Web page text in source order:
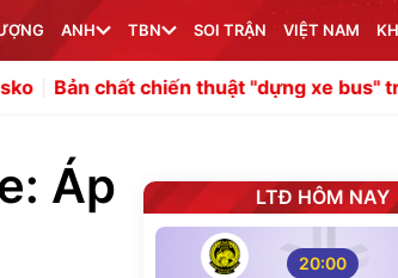
ANH TBN SOI TRẬN VIỆT NAM
chiến thuật "dựng xe bus" trong bóng đá
Áp
LTĐ HÔM NAY
20:00